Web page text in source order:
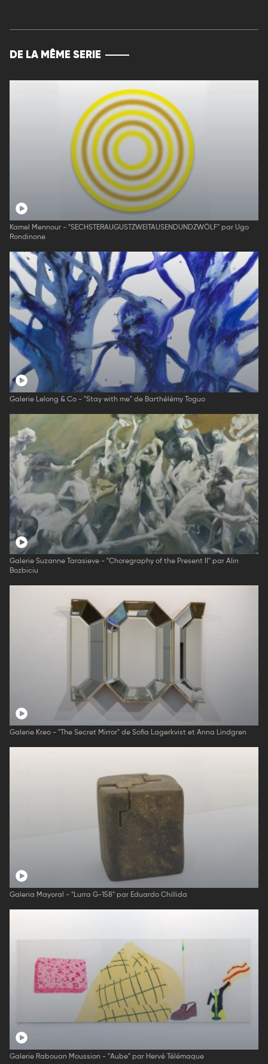
DE LA MÊME SERIE
Kamel Mennour - "SECHSTERAUGUSTZWEITAUSENDUNDZWÖLF" par Ugo
Rondinone
Galerie Lelong & Co - "Stay with me" de Barthélémy Toguo
Galerie Suzanne Tarasieve - "Choregraphy of the Present II" par Alin
Bozbiciu
Galerie Kreo - "The Secret Mirror" de Sofia Lagerkvist et Anna Lindgren
Galeria Mayoral - "Lurra G-158" par Eduardo Chillida
Galerie Rabouan Moussion - "Aube" par Hervé Télémaque